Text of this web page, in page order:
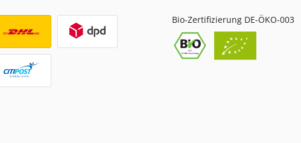
Bio-Zertifizierung DE-ÖKO-003